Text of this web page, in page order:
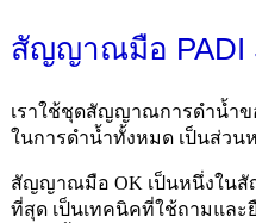
สัญญาณมือ PADI
เราใช้ชุดสัญญาณการดำน้ำข
ในการดำน้ำทั้งหมด เป็นส่วน
สัญญาณมือ OK เป็นหนึ่งใน
ที่สุด เป็นเทคนิคที่ใช้ถามแล